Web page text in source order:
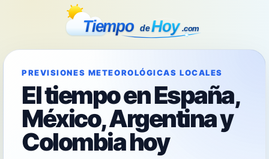
PREVISIONES METEOROLÓGICAS LOCALES
El tiempo en España,
México, Argentina y
Colombia hoy